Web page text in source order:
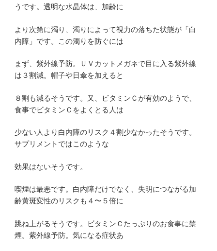
うです。透明な水晶体は、加齢に
より次第に濁り、濁りによって視力の落ちた状態が「白
内障」です。この濁りを防ぐには
まず、紫外線予防。ＵＶカットメガネで目に入る紫外線
は３割減。帽子や日傘を加えると
８割も減るそうです。又、ビタミンＣが有効のようで、
食事でビタミンＣをよくとる人は
少ない人より白内障のリスク４割少なかったそうです。
サプリメントではこのような
効果はないそうです。
喫煙は最悪です。白内障だけでなく、失明につながる加
齢黄斑変性のリスクも４〜５倍に
跳ね上がるそうです。ビタミンＣたっぷりのお食事に禁
煙。紫外線予防。気になる症状あ